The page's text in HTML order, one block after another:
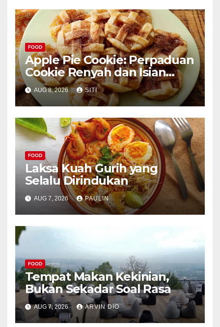
FOOD
Apple Pie Cookie: Perpaduan
Cookie Renyah dan Isian
Apel
AUG 8, 2026 SITI
FOOD
Laksa Kuah Gurih yang
Selalu Dirindukan
AUG 7, 2026 PAULIN
FOOD
Tempat Makan Kekinian,
Bukan Sekadar Soal Rasa
AUG 7, 2026 ARVIN DIO